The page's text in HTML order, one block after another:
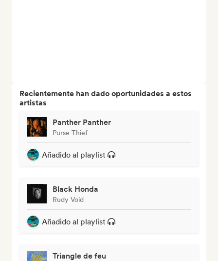
Recientemente han dado oportunidades a estos
artistas
Panther Panther
Purse Thief
Añadido al playlist
Black Honda
Rudy Void
Añadido al playlist
Triangle de feu